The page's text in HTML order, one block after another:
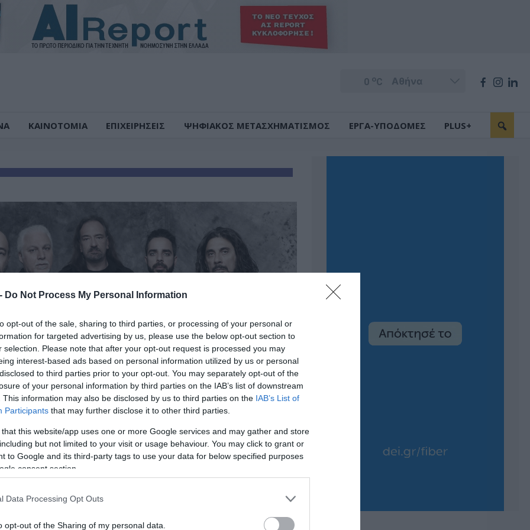
Do Not Process My Personal Information
opt-out of the sale, sharing to third parties, or processing of your personal or
for targeted advertising by us, please use the below opt-out section to
selection. Please note that after your opt-out request is processed you may
interest-based ads based on personal information utilized by us or personal
to third parties prior to your opt-out. You may separately opt-out of the
of your personal information by third parties on the IAB’s list of downstream
This information may also be disclosed by us to third parties on the IAB’s List of
Participants that may further disclose it to other third parties.
that this website/app uses one or more Google services and may gather and store
but not limited to your visit or usage behaviour. You may click to grant or
to Google and its third-party tags to use your data for below specified purposes
consent section.
Data Processing Opt Outs
opt-out of the Sharing of my personal data.
0 oC
ΚΑΙΝΟΤΟΜΙΑ ΕΠΙΧΕΙΡΗΣΕΙΣ ΨΗΦΙΑΚΟΣ ΜΕΤΑΣΧΗΜΑΤΙΣΜΟΣ ΕΡΓΑ-ΥΠΟΔΟΜΕΣ PLUS+